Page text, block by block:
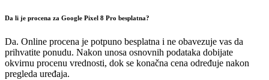
Da li je procena za Google Pixel 8 Pro besplatna?
Da. Online procena je potpuno besplatna i ne obavezuje vas da
prihvatite ponudu. Nakon unosa osnovnih podataka dobijate
okvirnu procenu vrednosti, dok se konačna cena određuje nakon
pregleda uređaja.